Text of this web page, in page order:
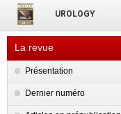
UROLOGY
La revue
Présentation
Dernier numéro